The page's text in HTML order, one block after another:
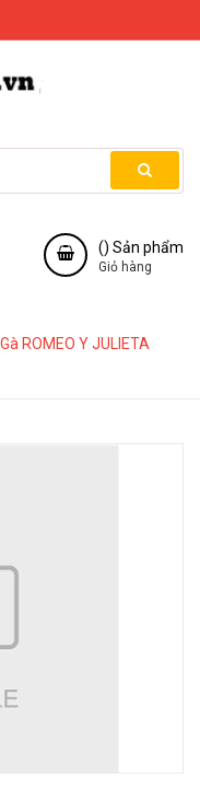
() Sản phẩm
Giỏ hàng
ROMEO Y JULIETA